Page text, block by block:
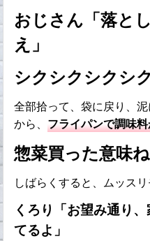
おじさん「落と
え」
シクシクシクシク
全部拾って、袋に戻り、
から、フライパンで調味
惣菜買った意味
しばらくすると、ムッス
くろり「お望み通り
てるよ」